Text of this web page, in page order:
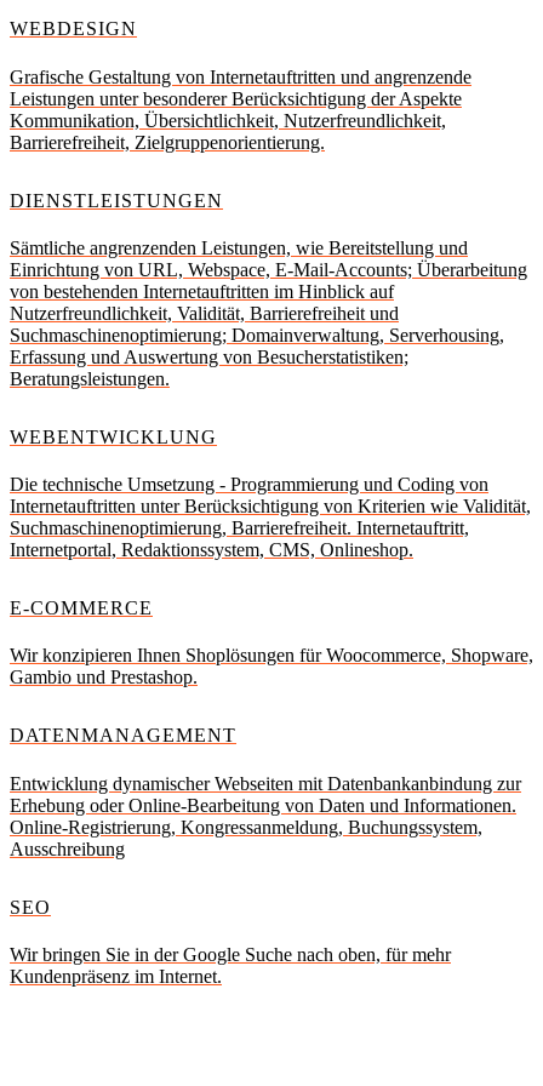
WEBDESIGN
Grafische Gestaltung von Internetauftritten und angrenzende
Leistungen unter besonderer Berücksichtigung der Aspekte
Kommunikation, Übersichtlichkeit, Nutzerfreundlichkeit,
Barrierefreiheit, Zielgruppenorientierung.
DIENSTLEISTUNGEN
Sämtliche angrenzenden Leistungen, wie Bereitstellung und
Einrichtung von URL, Webspace, E-Mail-Accounts; Überarbeitung
von bestehenden Internetauftritten im Hinblick auf
Nutzerfreundlichkeit, Validität, Barrierefreiheit und
Suchmaschinenoptimierung; Domainverwaltung, Serverhousing,
Erfassung und Auswertung von Besucherstatistiken;
Beratungsleistungen.
WEBENTWICKLUNG
Die technische Umsetzung - Programmierung und Coding von
Internetauftritten unter Berücksichtigung von Kriterien wie Validität,
Suchmaschinenoptimierung, Barrierefreiheit. Internetauftritt,
Internetportal, Redaktionssystem, CMS, Onlineshop.
E-COMMERCE
Wir konzipieren Ihnen Shoplösungen für Woocommerce, Shopware,
Gambio und Prestashop.
DATENMANAGEMENT
Entwicklung dynamischer Webseiten mit Datenbankanbindung zur
Erhebung oder Online-Bearbeitung von Daten und Informationen.
Online-Registrierung, Kongressanmeldung, Buchungssystem,
Ausschreibung
SEO
Wir bringen Sie in der Google Suche nach oben, für mehr
Kundenpräsenz im Internet.